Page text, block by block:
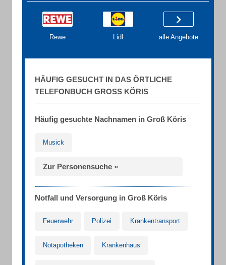
Rewe Lidl alle Angebote
HÄUFIG GESUCHT IN DAS ÖRTLICHE
TELEFONBUCH GROSS KÖRIS
Häufig gesuchte Nachnamen in Groß Köris
Musick
Zur Personensuche »
Notfall und Versorgung in Groß Köris
Feuerwehr Polizei Krankentransport
Notapotheken Krankenhaus